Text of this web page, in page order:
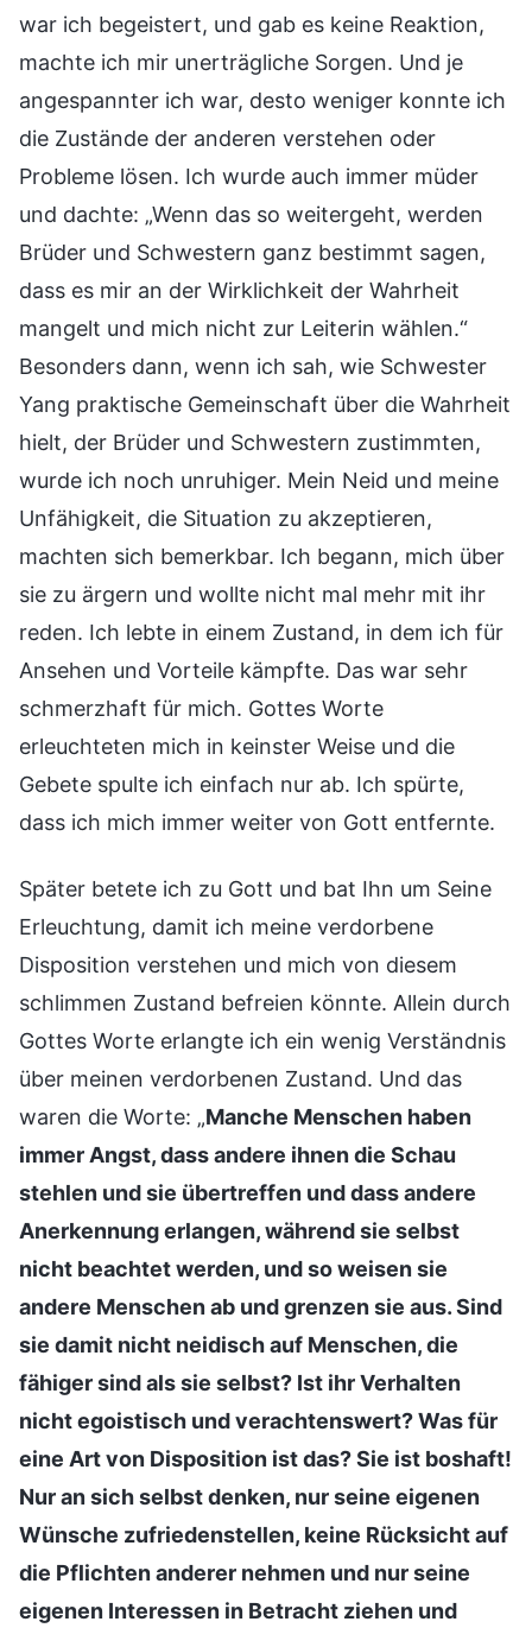
war ich begeistert, und gab es keine Reaktion,
machte ich mir unerträgliche Sorgen. Und je
angespannter ich war, desto weniger konnte ich
die Zustände der anderen verstehen oder
Probleme lösen. Ich wurde auch immer müder
und dachte: „Wenn das so weitergeht, werden
Brüder und Schwestern ganz bestimmt sagen,
dass es mir an der Wirklichkeit der Wahrheit
mangelt und mich nicht zur Leiterin wählen.“
Besonders dann, wenn ich sah, wie Schwester
Yang praktische Gemeinschaft über die Wahrheit
hielt, der Brüder und Schwestern zustimmten,
wurde ich noch unruhiger. Mein Neid und meine
Unfähigkeit, die Situation zu akzeptieren,
machten sich bemerkbar. Ich begann, mich über
sie zu ärgern und wollte nicht mal mehr mit ihr
reden. Ich lebte in einem Zustand, in dem ich für
Ansehen und Vorteile kämpfte. Das war sehr
schmerzhaft für mich. Gottes Worte
erleuchteten mich in keinster Weise und die
Gebete spulte ich einfach nur ab. Ich spürte,
dass ich mich immer weiter von Gott entfernte.
Später betete ich zu Gott und bat Ihn um Seine
Erleuchtung, damit ich meine verdorbene
Disposition verstehen und mich von diesem
schlimmen Zustand befreien könnte. Allein durch
Gottes Worte erlangte ich ein wenig Verständnis
über meinen verdorbenen Zustand. Und das
waren die Worte: „Manche Menschen haben
immer Angst, dass andere ihnen die Schau
stehlen und sie übertreffen und dass andere
Anerkennung erlangen, während sie selbst
nicht beachtet werden, und so weisen sie
andere Menschen ab und grenzen sie aus. Sind
sie damit nicht neidisch auf Menschen, die
fähiger sind als sie selbst? Ist ihr Verhalten
nicht egoistisch und verachtenswert? Was für
eine Art von Disposition ist das? Sie ist boshaft!
Nur an sich selbst denken, nur seine eigenen
Wünsche zufriedenstellen, keine Rücksicht auf
die Pflichten anderer nehmen und nur seine
eigenen Interessen in Betracht ziehen und